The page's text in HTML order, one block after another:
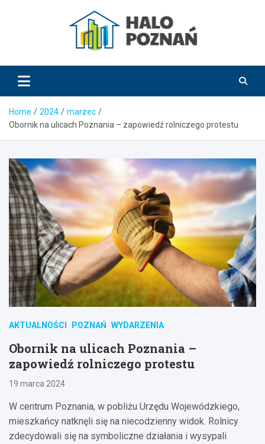
HaloPoznań.pl
Home 2024
marzec
Obornik na ulicach Poznania – zapowiedź rolniczego protestu
AKTUALNOŚCI POZNAŃ WYDARZENIA
Obornik na ulicach Poznania –
zapowiedź rolniczego protestu
19 marca 2024
W centrum Poznania, w pobliżu Urzędu Wojewódzkiego,
mieszkańcy natknęli się na niecodzienny widok. Rolnicy
zdecydowali się na symboliczne działania i wysypali